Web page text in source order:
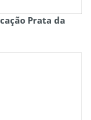
Prata da